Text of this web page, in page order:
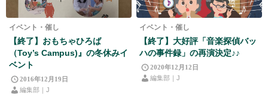
イベント・催し
【終了】おもちゃひろば
（Toy’s Campus)』の冬休みイ
ベント
2016年12月19日
編集部｜J
イベント・催し
【終了】大好評「音楽探偵バッ
ハの事件録」の再演決定♪♪
2020年12月12日
編集部｜J